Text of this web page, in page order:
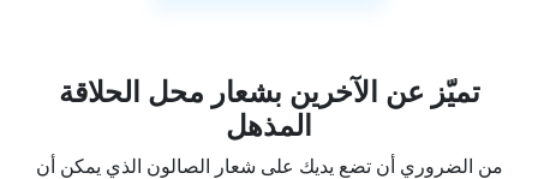
تميّز عن الآخرين بشعار محل الحلاقة
المذهل
من الضروري أن تضع يديك على شعار الصالون الذي يمكن أن